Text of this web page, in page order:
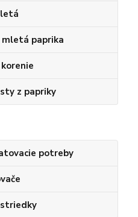
mletá paprika
z papriky
potreby